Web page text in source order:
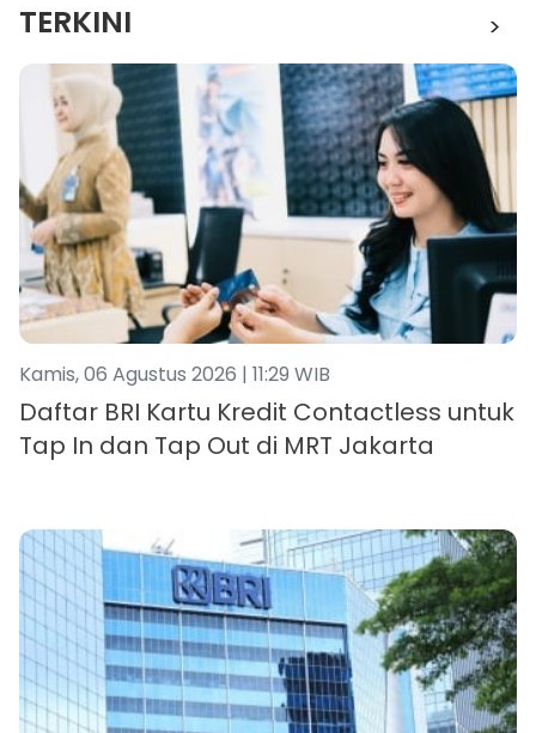
TERKINI >
Kamis, 06 Agustus 2026 | 11:29 WIB
Daftar BRI Kartu Kredit Contactless untuk
Tap In dan Tap Out di MRT Jakarta